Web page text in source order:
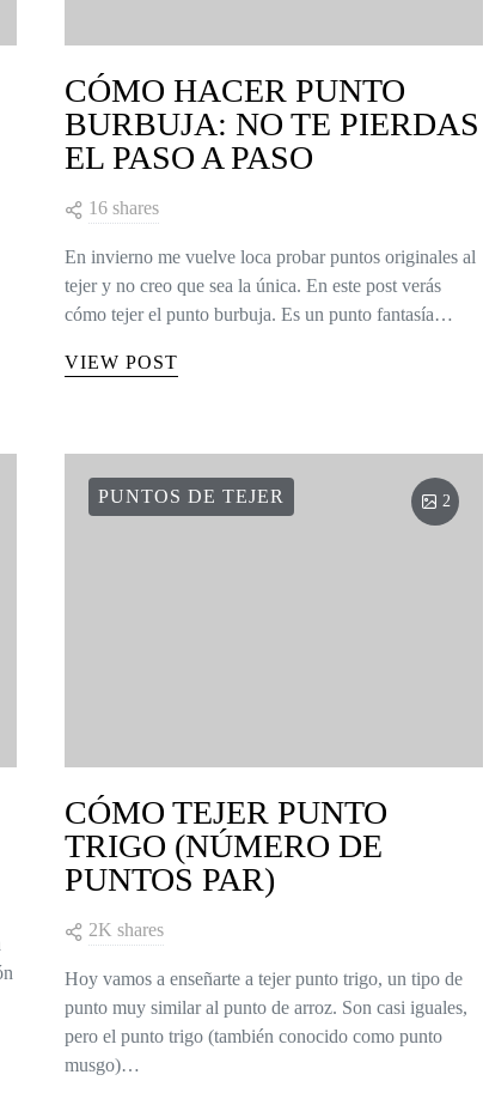
CÓMO HACER PUNTO
BURBUJA: NO TE PIERDAS
EL PASO A PASO
16 shares
En invierno me vuelve loca probar puntos originales al
tejer y no creo que sea la única. En este post verás
cómo tejer el punto burbuja. Es un punto fantasía…
VIEW POST
PUNTOS DE TEJER 2
CÓMO TEJER PUNTO
TRIGO (NÚMERO DE
PUNTOS PAR)
2K shares
Hoy vamos a enseñarte a tejer punto trigo, un tipo de
punto muy similar al punto de arroz. Son casi iguales,
pero el punto trigo (también conocido como punto
musgo)…